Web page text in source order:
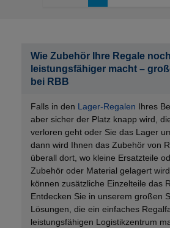
Wie Zubehör Ihre Regale noch
leistungsfähiger macht –
bei RBB
Falls in den Lager-Regalen Ihres
aber sicher der Platz knapp wird,
verloren geht oder Sie das Lager
dann wird Ihnen das Zubehör von
überall dort, wo kleine Ersatzteile
Zubehör oder Material gelagert wird,
können zusätzliche Einzelteile das
Entdecken Sie in unserem großen
Lösungen, die ein einfaches
leistungsfähigen Logistikzentrum